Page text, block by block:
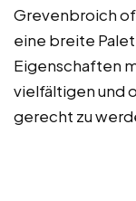
Grevenbroich
eine breite
Eigenschaften
vielfältigen und
gerecht zu